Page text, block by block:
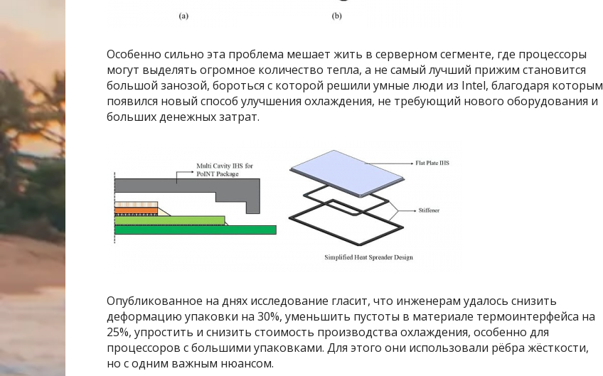
Особенно сильно эта проблема мешает жить в серверном сегменте, где процессоры
могут выделять огромное количество тепла, а не самый лучший прижим становится
большой занозой, бороться с которой решили умные люди из Intel, благодаря которым
появился новый способ улучшения охлаждения, не требующий нового оборудования и
больших денежных затрат.
Опубликованное на днях исследование гласит, что инженерам удалось снизить
деформацию упаковки на 30%, уменьшить пустоты в материале термоинтерфейса на
25%, упростить и снизить стоимость производства охлаждения, особенно для
процессоров с большими упаковками. Для этого они использовали рёбра жёсткости,
но с одним важным нюансом.